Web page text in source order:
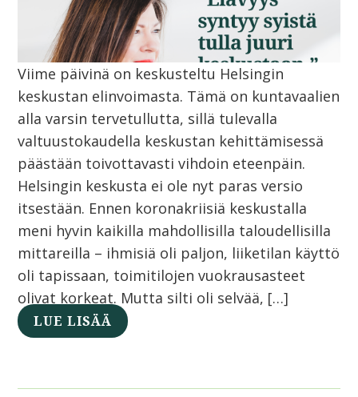
Viime päivinä on keskusteltu Helsingin
keskustan elinvoimasta. Tämä on kuntavaalien
alla varsin tervetullutta, sillä tulevalla
valtuustokaudella keskustan kehittämisessä
päästään toivottavasti vihdoin eteenpäin.
Helsingin keskusta ei ole nyt paras versio
itsestään. Ennen koronakriisiä keskustalla
meni hyvin kaikilla mahdollisilla taloudellisilla
mittareilla – ihmisiä oli paljon, liiketilan käyttö
oli tapissaan, toimitilojen vuokrausasteet
olivat korkeat. Mutta silti oli selvää, […]
LUE LISÄÄ